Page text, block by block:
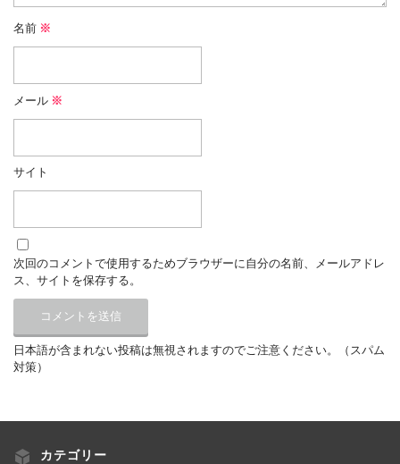
名前 ※
メール ※
サイト
次回のコメントで使用するためブラウザーに自分の名前、メールアドレ
ス、サイトを保存する。
日本語が含まれない投稿は無視されますのでご注意ください。（スパム
対策）
カテゴリー